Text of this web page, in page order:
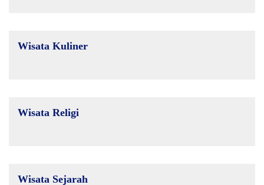
Wisata Kuliner
Wisata Religi
Wisata Sejarah